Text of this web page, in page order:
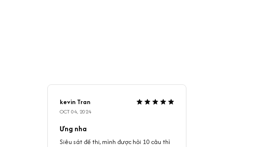
kevin Tran
OCT 04, 2024
Ưng nha
Siêu sát đề thi, mình được hỏi 10 câu thì